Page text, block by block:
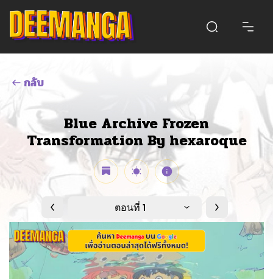
กลับ
Blue Archive Frozen
Transformation By hexaroque
ตอนที่ 1